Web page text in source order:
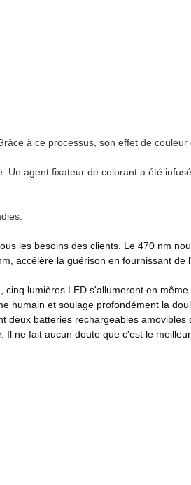
à ce processus, son effet de couleur
Un agent fixateur de colorant a été
les besoins des clients. Le 470 nm
accélère la guérison en fournissant de
lumières LED s'allumeront en
humain et soulage profondément la
batteries rechargeables amovibles
ne fait aucun doute que c'est le